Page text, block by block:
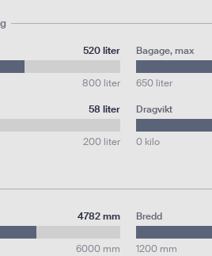
520 liter
800 liter
Bagage, max
650 liter
58 liter
200 liter
Dragvikt
0 kilo
4782 mm
6000 mm
Bredd
1200 mm